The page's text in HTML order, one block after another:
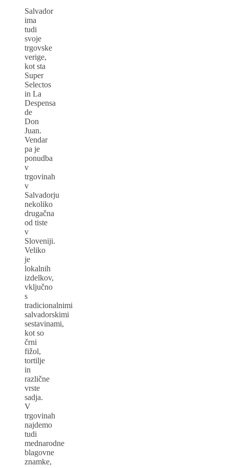
Salvador
ima
tudi
svoje
trgovske
verige,
kot sta
Super
Selectos
in La
Despensa
de
Don
Juan.
Vendar
pa je
ponudba
v
trgovinah
v
Salvadorju
nekoliko
drugačna
od tiste
v
Sloveniji.
Veliko
je
lokalnih
izdelkov,
vključno
s
tradicionalnimi
salvadorskimi
sestavinami,
kot so
črni
fižol,
tortilje
in
različne
vrste
sadja.
V
trgovinah
najdemo
tudi
mednarodne
blagovne
znamke,